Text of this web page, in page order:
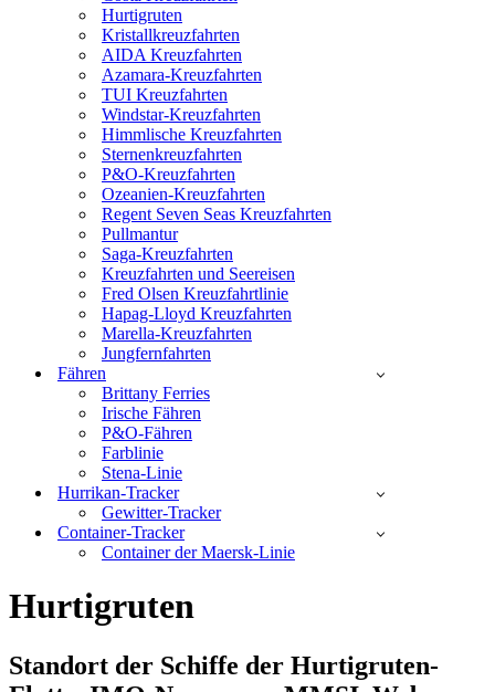
Hurtigruten
Kristallkreuzfahrten
AIDA Kreuzfahrten
Azamara-Kreuzfahrten
TUI Kreuzfahrten
Windstar-Kreuzfahrten
Himmlische Kreuzfahrten
Sternenkreuzfahrten
P&O-Kreuzfahrten
Ozeanien-Kreuzfahrten
Regent Seven Seas Kreuzfahrten
Pullmantur
Saga-Kreuzfahrten
Kreuzfahrten und Seereisen
Fred Olsen Kreuzfahrtlinie
Hapag-Lloyd Kreuzfahrten
Marella-Kreuzfahrten
Jungfernfahrten
Fähren
Brittany Ferries
Irische Fähren
P&O-Fähren
Farblinie
Stena-Linie
Hurrikan-Tracker
Gewitter-Tracker
Container-Tracker
Container der Maersk-Linie
Hurtigruten
Standort der Schiffe der Hurtigruten-